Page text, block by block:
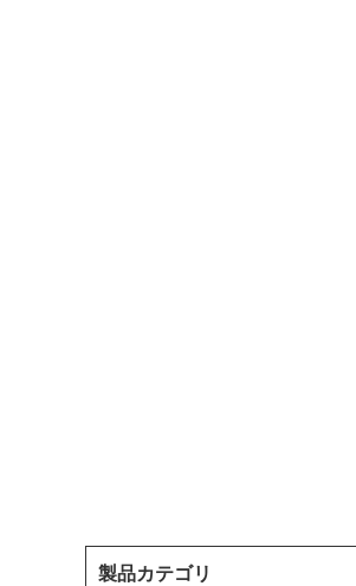
製品カテゴリ